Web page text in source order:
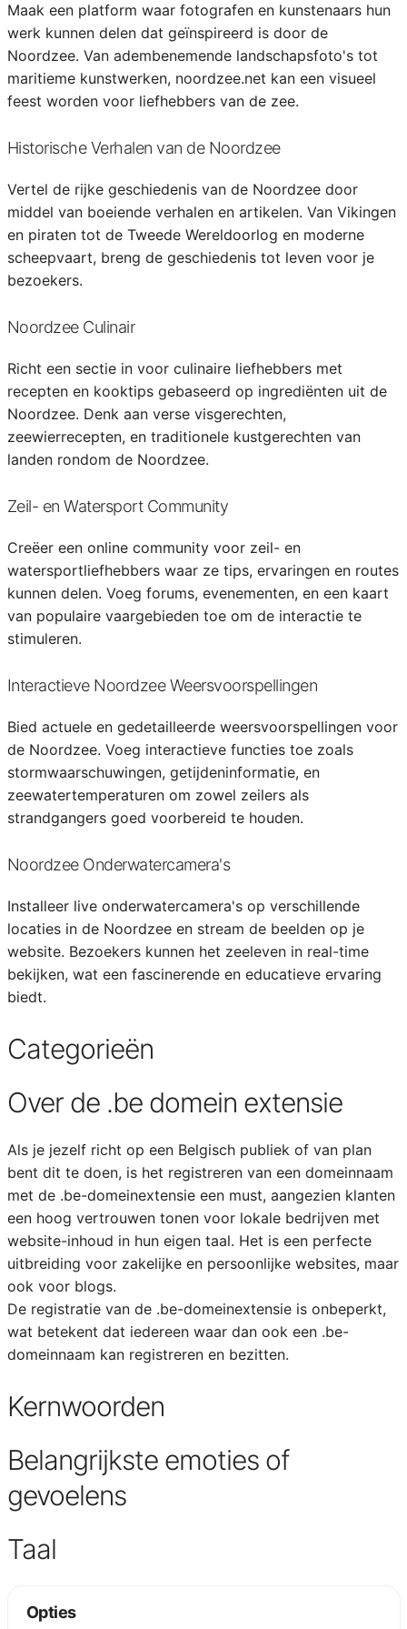
Maak een platform waar fotografen en kunstenaars hun
werk kunnen delen dat geïnspireerd is door de
Noordzee. Van adembenemende landschapsfoto's tot
maritieme kunstwerken, noordzee.net kan een visueel
feest worden voor liefhebbers van de zee.
Historische Verhalen van de Noordzee
Vertel de rijke geschiedenis van de Noordzee door
middel van boeiende verhalen en artikelen. Van Vikingen
en piraten tot de Tweede Wereldoorlog en moderne
scheepvaart, breng de geschiedenis tot leven voor je
bezoekers.
Noordzee Culinair
Richt een sectie in voor culinaire liefhebbers met
recepten en kooktips gebaseerd op ingrediënten uit de
Noordzee. Denk aan verse visgerechten,
zeewierrecepten, en traditionele kustgerechten van
landen rondom de Noordzee.
Zeil- en Watersport Community
Creëer een online community voor zeil- en
watersportliefhebbers waar ze tips, ervaringen en routes
kunnen delen. Voeg forums, evenementen, en een kaart
van populaire vaargebieden toe om de interactie te
stimuleren.
Interactieve Noordzee Weersvoorspellingen
Bied actuele en gedetailleerde weersvoorspellingen voor
de Noordzee. Voeg interactieve functies toe zoals
stormwaarschuwingen, getijdeninformatie, en
zeewatertemperaturen om zowel zeilers als
strandgangers goed voorbereid te houden.
Noordzee Onderwatercamera's
Installeer live onderwatercamera's op verschillende
locaties in de Noordzee en stream de beelden op je
website. Bezoekers kunnen het zeeleven in real-time
bekijken, wat een fascinerende en educatieve ervaring
biedt.
Categorieën
Over de .be domein extensie
Als je jezelf richt op een Belgisch publiek of van plan
bent dit te doen, is het registreren van een domeinnaam
met de .be-domeinextensie een must, aangezien klanten
een hoog vertrouwen tonen voor lokale bedrijven met
website-inhoud in hun eigen taal. Het is een perfecte
uitbreiding voor zakelijke en persoonlijke websites, maar
ook voor blogs.
De registratie van de .be-domeinextensie is onbeperkt,
wat betekent dat iedereen waar dan ook een .be-
domeinnaam kan registreren en bezitten.
Kernwoorden
Belangrijkste emoties of
gevoelens
Taal
Opties